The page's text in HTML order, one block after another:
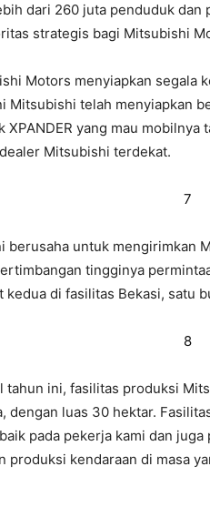
dari 260 juta penduduk
strategis bagi Mitsubishi
Motors menyiapkan segala
Mitsubishi telah menyiapkan
yang mau
Mitsubishi terdekat.
untuk mengirimkan
tingginya
di fasilitas Bekasi, satu
tahun ini, fasilitas produksi
dengan luas 30 hektar.
pada pekerja kami dan
produksi kendaraan di masa